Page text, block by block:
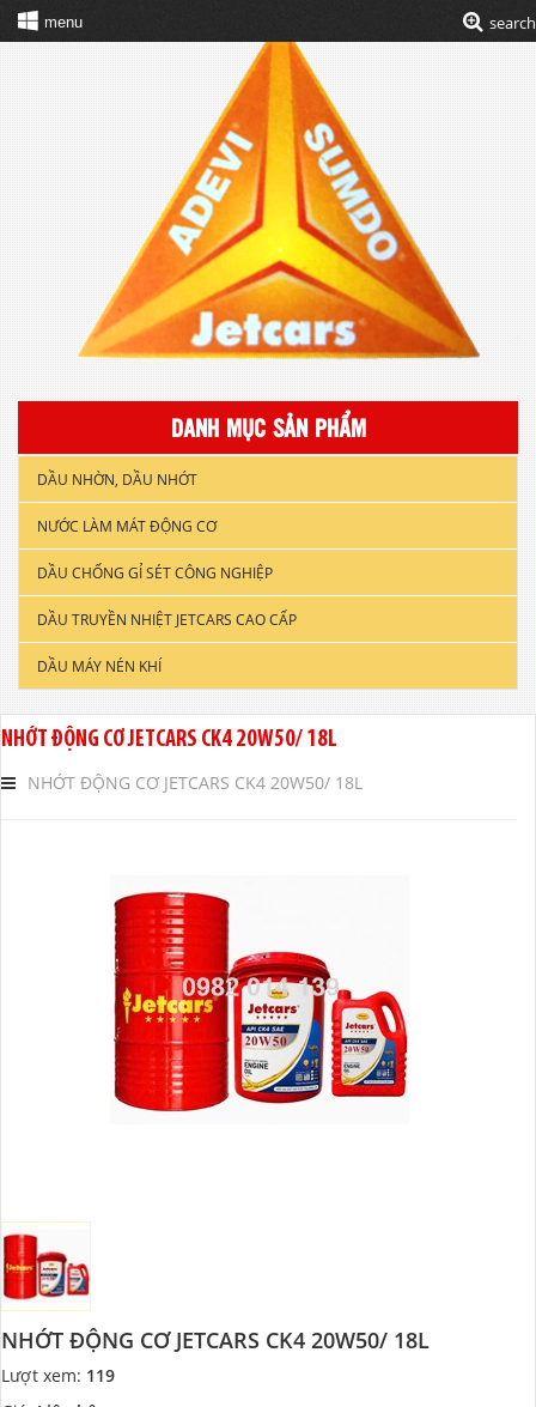
menu search
DANH MỤC SẢN PHẨM
DẦU NHỜN, DẦU NHỚT
DẦU NHỚT XE GẮN MÁY
DẦU ĐỘNG CƠ XE TẢI & TÀU THUYỀN
DẦU NHỚT CÔNG NGHIỆP
DẦU CẮT GỌT KIM LOẠI
DẦU NHỚT THỦY LỰC CAO CẤP
DẦU NHỚT HỘP SỐ
NƯỚC LÀM MÁT ĐỘNG CƠ
DẦU CHỐNG GỈ SÉT CÔNG NGHIỆP
DẦU TRUYỀN NHIỆT JETCARS CAO CẤP
DẦU MÁY NÉN KHÍ
NHỚT ĐỘNG CƠ JETCARS CK4 20W50/ 18L
NHỚT ĐỘNG CƠ JETCARS CK4 20W50/ 18L
NHỚT ĐỘNG CƠ JETCARS CK4 20W50/ 18L
Lượt xem: 119